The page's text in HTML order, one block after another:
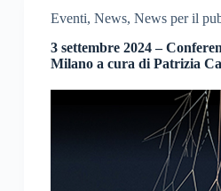
Eventi, News, News per il
3 settembre 2024 –
Milano a cura di Patrizia